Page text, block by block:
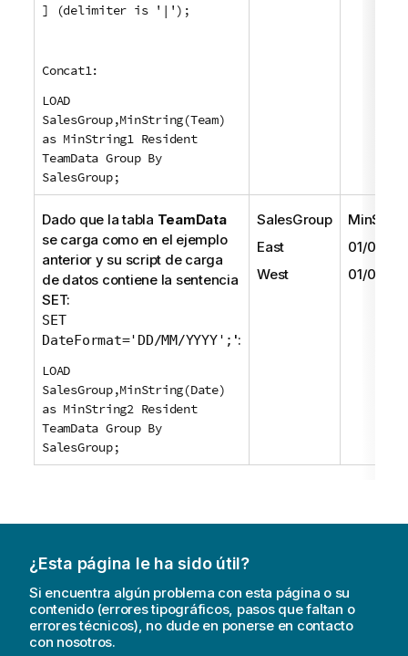
] (delimiter is '|');
Concat1:
LOAD
SalesGroup,MinString(Team)
as MinString1 Resident
TeamData Group By
SalesGroup;
Dado que la tabla TeamData
se carga como en el ejemplo
anterior y su script de carga
de datos contiene la sentencia
SET:
SET
DateFormat='DD/MM/YYYY'; ':
LOAD
SalesGroup,MinString(Date)
as MinString2 Resident
TeamData Group By
SalesGroup;
SalesGroup
East
West
01/05/
01/06/
¿Esta página le ha sido útil?
Si encuentra algún problema con esta página o su
contenido (errores tipográficos, pasos que faltan o
errores técnicos), no dude en ponerse en contacto
con nosotros.